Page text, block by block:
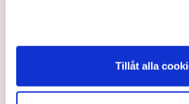
Tillåt alla